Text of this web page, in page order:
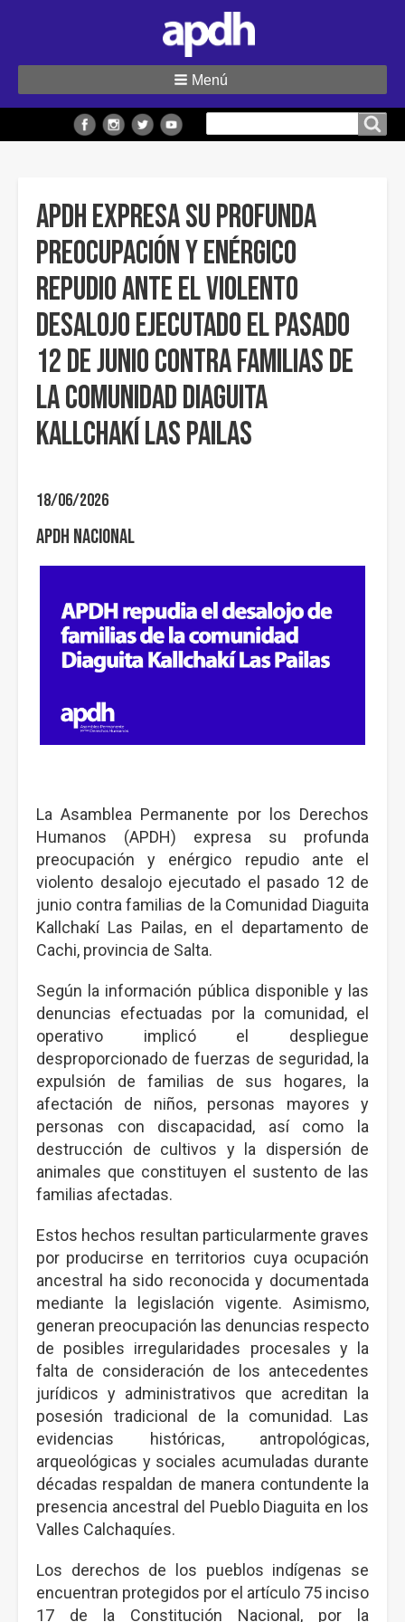
sitio
Menú
APDH expresa su profunda
preocupación y enérgico
repudio ante el violento
desalojo ejecutado el pasado
12 de junio contra familias de
la Comunidad Diaguita
Kallchakí Las Pailas
18/06/2026
APDH Nacional
La Asamblea Permanente por los Derechos
Humanos (APDH) expresa su profunda
preocupación y enérgico repudio ante el
violento desalojo ejecutado el pasado 12 de
junio contra familias de la Comunidad Diaguita
Kallchakí Las Pailas, en el departamento de
Cachi, provincia de Salta.
Según la información pública disponible y las
denuncias efectuadas por la comunidad, el
operativo implicó el despliegue
desproporcionado de fuerzas de seguridad, la
expulsión de familias de sus hogares, la
afectación de niños, personas mayores y
personas con discapacidad, así como la
destrucción de cultivos y la dispersión de
animales que constituyen el sustento de las
familias afectadas.
Estos hechos resultan particularmente graves
por producirse en territorios cuya ocupación
ancestral ha sido reconocida y documentada
mediante la legislación vigente. Asimismo,
generan preocupación las denuncias respecto
de posibles irregularidades procesales y la
falta de consideración de los antecedentes
jurídicos y administrativos que acreditan la
posesión tradicional de la comunidad. Las
evidencias históricas, antropológicas,
arqueológicas y sociales acumuladas durante
décadas respaldan de manera contundente la
presencia ancestral del Pueblo Diaguita en los
Valles Calchaquíes.
Los derechos de los pueblos indígenas se
encuentran protegidos por el artículo 75 inciso
17 de la Constitución Nacional, por la